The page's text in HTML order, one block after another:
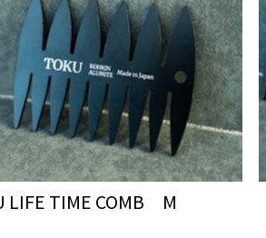
LIFE TIME COMB M